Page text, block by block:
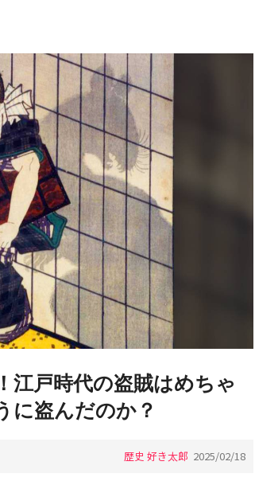
江戸時代の盗賊はめちゃ
に盗んだのか？
歴史 好き太郎 2025/02/18